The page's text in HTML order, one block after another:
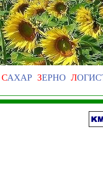
САХАР ЗЕРНО Л